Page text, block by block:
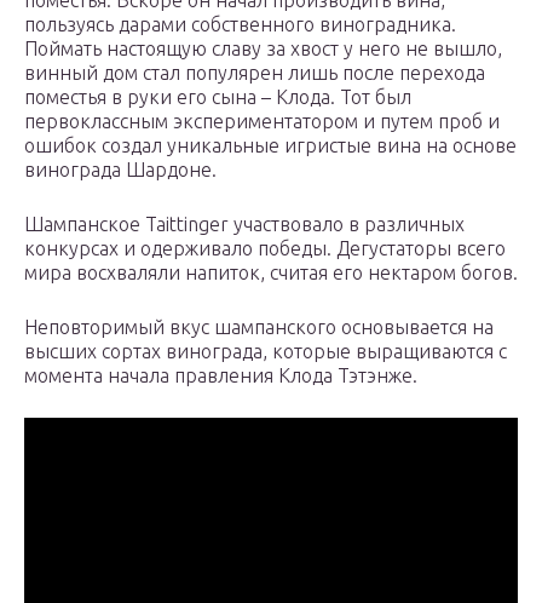
пользуясь дарами собственного виноградника.
Поймать настоящую славу за хвост у него не вышло,
винный дом стал популярен лишь после перехода
поместья в руки его сына – Клода. Тот был
первоклассным экспериментатором и путем проб и
ошибок создал уникальные игристые вина на основе
винограда Шардоне.
Шампанское Taittinger участвовало в различных
конкурсах и одерживало победы. Дегустаторы всего
мира восхваляли напиток, считая его нектаром богов.
Неповторимый вкус шампанского основывается на
высших сортах винограда, которые выращиваются с
момента начала правления Клода Тэтэнже.